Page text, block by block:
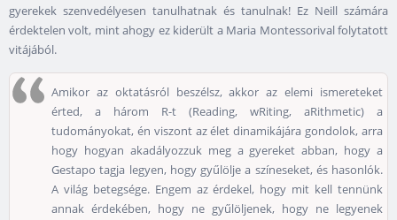
gyerekek szenvedélyesen tanulhatnak és tanulnak! Ez Neill számára
érdektelen volt, mint ahogy ez kiderült a Maria Montessorival folytatott
vitájából.
Amikor az oktatásról beszélsz, akkor az elemi ismereteket
érted, a három R-t (Reading, wRiting, aRithmetic) a
tudományokat, én viszont az élet dinamikájára gondolok, arra
hogy hogyan akadályozzuk meg a gyereket abban, hogy a
Gestapo tagja legyen, hogy gyűlölje a színeseket, és hasonlók.
A világ betegsége. Engem az érdekel, hogy mit kell tennünk
annak érdekében, hogy ne gyűlöljenek, hogy ne legyenek